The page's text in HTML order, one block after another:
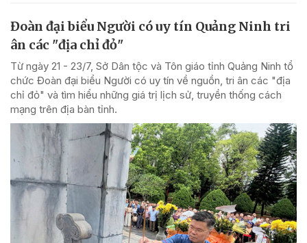
Đoàn đại biểu Người có uy tín Quảng Ninh tri
ân các "địa chỉ đỏ"
Từ ngày 21 - 23/7, Sở Dân tộc và Tôn giáo tỉnh Quảng Ninh tổ
chức Đoàn đại biểu Người có uy tín về nguồn, tri ân các "địa
chỉ đỏ" và tìm hiểu những giá trị lịch sử, truyền thống cách
mạng trên địa bàn tỉnh.